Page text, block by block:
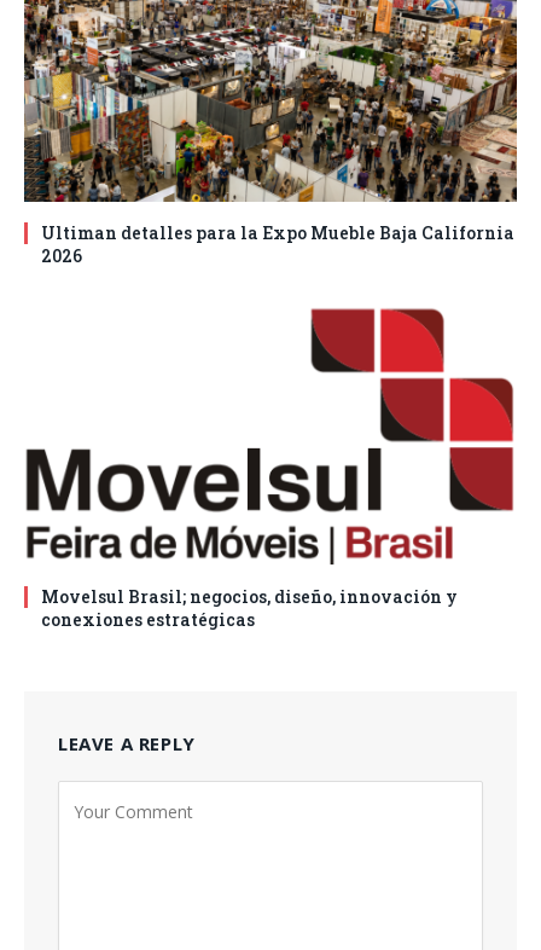
Ultiman detalles para la Expo Mueble Baja California
2026
Movelsul Brasil; negocios, diseño, innovación y
conexiones estratégicas
LEAVE A REPLY